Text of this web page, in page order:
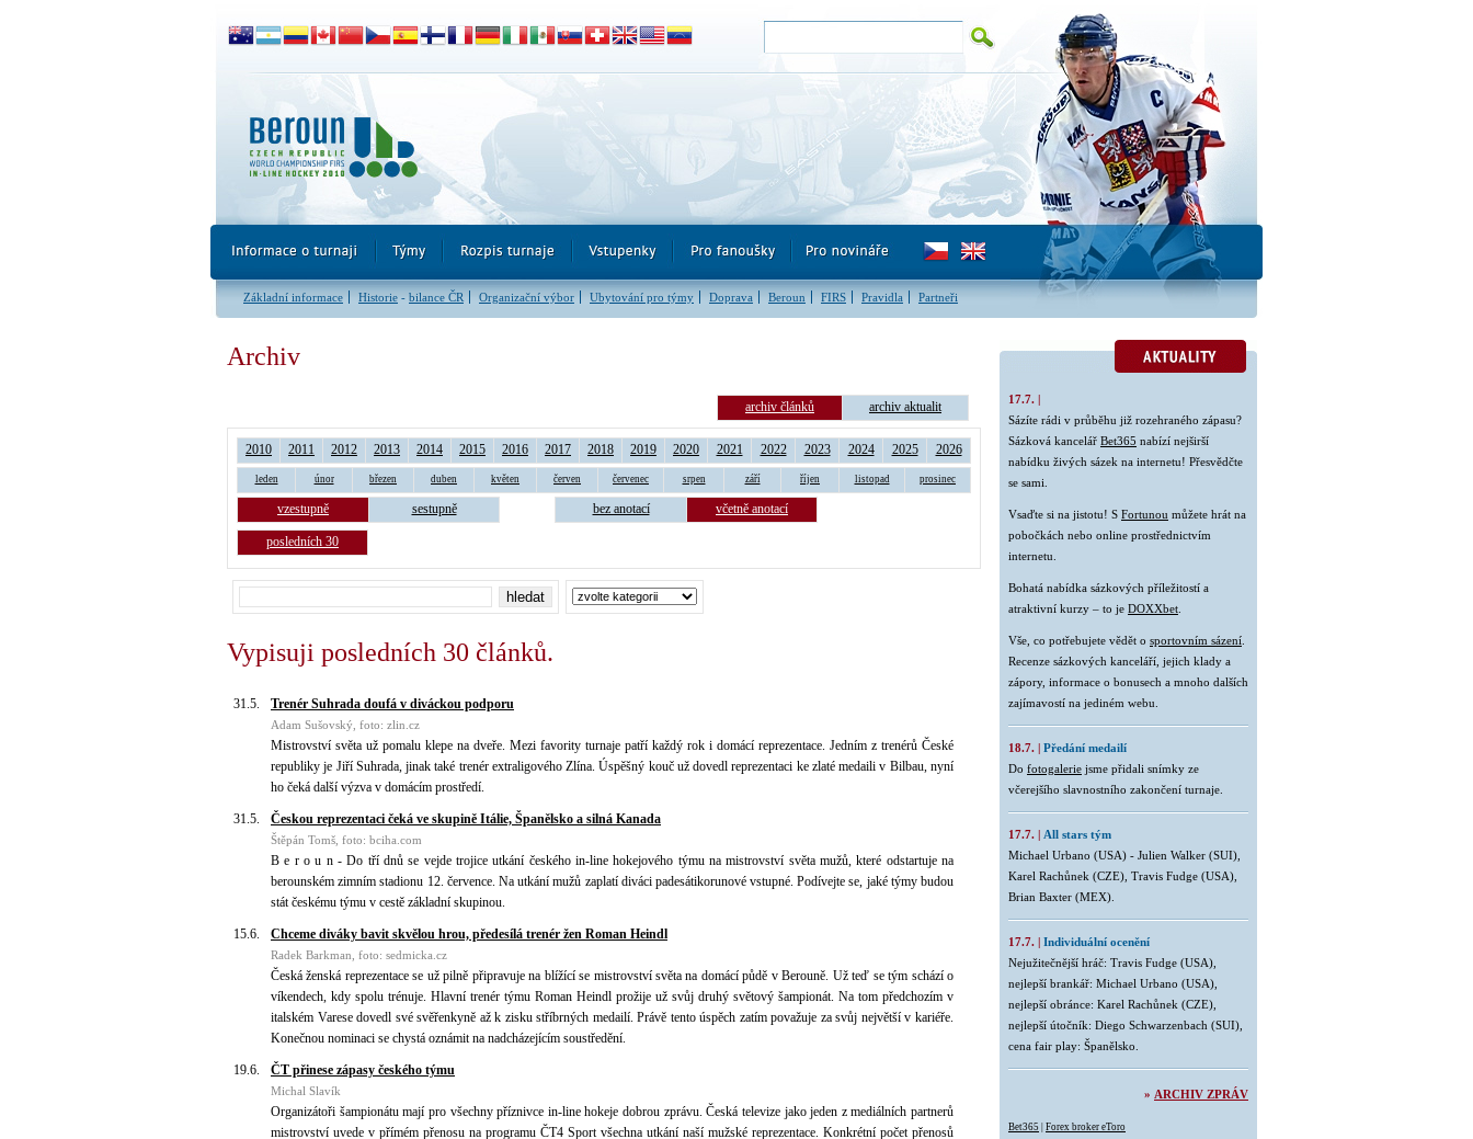
Základní informace Historie - bilance ČR Organizační výbor Ubytování pro týmy Doprava Beroun FIRS Pravidla Partneři
Archiv
archiv článků archiv aktualit
2010 2011 2012 2013 2014 2015 2016 2017 2018 2019 2020 2021 2022 2023 2024 2025 2026
leden únor březen duben květen červen červenec srpen září říjen listopad prosinec
vzestupně sestupně bez anotací včetně anotací
posledních 30
Vypisuji posledních 30 článků.
31.5. Trenér Suhrada doufá v diváckou podporu
Adam Sušovský, foto: zlin.cz
Mistrovství světa už pomalu klepe na dveře. Mezi favority turnaje patří každý rok i domácí reprezentace. Jedním z trenérů České
republiky je Jiří Suhrada, jinak také trenér extraligového Zlína. Úspěšný kouč už dovedl reprezentaci ke zlaté medaili v Bilbau, nyní
ho čeká další výzva v domácím prostředí.
31.5. Českou reprezentaci čeká ve skupině Itálie, Španělsko a silná Kanada
Štěpán Tomš, foto: bciha.com
B e r o u n - Do tří dnů se vejde trojice utkání českého in-line hokejového týmu na mistrovství světa mužů, které odstartuje na
berounském zimním stadionu 12. července. Na utkání mužů zaplatí diváci padesátikorunové vstupné. Podívejte se, jaké týmy budou
stát českému týmu v cestě základní skupinou.
15.6. Chceme diváky bavit skvělou hrou, předesílá trenér žen Roman Heindl
Radek Barkman, foto: sedmicka.cz
Česká ženská reprezentace se už pilně připravuje na blížící se mistrovství světa na domácí půdě v Berouně. Už teď se tým schází o
víkendech, kdy spolu trénuje. Hlavní trenér týmu Roman Heindl prožije už svůj druhý světový šampionát. Na tom předchozím v
italském Varese dovedl své svěřenkyně až k zisku stříbrných medailí. Právě tento úspěch zatím považuje za svůj největší v kariéře.
Konečnou nominaci se chystá oznámit na nadcházejícím soustředění.
19.6. ČT přinese zápasy českého týmu
Michal Slavík
Organizátoři šampionátu mají pro všechny příznivce in-line hokeje dobrou zprávu. Česká televize jako jeden z mediálních partnerů
mistrovství uvede v přímém přenosu na programu ČT4 Sport všechna utkání naší mužské reprezentace. Konkrétní počet přenosů
17.7. |
Sázíte rádi v průběhu již rozehraného zápasu?
Sázková kancelář Bet365 nabízí nejširší
nabídku živých sázek na internetu! Přesvědčte
se sami.
Vsaďte si na jistotu! S Fortunou můžete hrát na
pobočkách nebo online prostřednictvím
internetu.
Bohatá nabídka sázkových příležitostí a
atraktivní kurzy – to je DOXXbet
Vše, co potřebujete vědět o sportovním sázení
Recenze sázkových kanceláří, jejich klady a
zápory, informace o bonusech a mnoho dalších
zajímavostí na jediném webu.
18.7. | Předání medailí
Do fotogalerie jsme přidali snímky ze
včerejšího slavnostního zakončení turnaje.
17.7. | All stars tým
Michael Urbano (USA) - Julien Walker (SUI),
Karel Rachůnek (CZE), Travis Fudge (USA),
Brian Baxter (MEX).
17.7. | Individuální ocenění
Nejužitečnější hráč: Travis Fudge (USA),
nejlepší brankář: Michael Urbano (USA),
nejlepší obránce: Karel Rachůnek (CZE),
nejlepší útočník: Diego Schwarzenbach (SUI),
cena fair play: Španělsko.
» ARCHIV ZPRÁV
Bet365 Forex broker eToro